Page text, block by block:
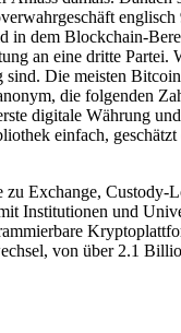
englisch
in dem Blockchain-
an eine dritte Partei.
sind. Die meisten
die folgenden
digitale Währung
einfach,
Exchange, Custody-
Institutionen und
von über 2.1